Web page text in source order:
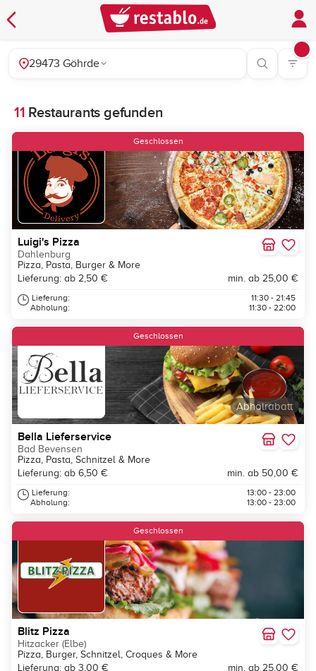
29473 Göhrde
11 Restaurants gefunden
Geschlossen
Luigi's Pizza
Dahlenburg
Pizza, Pasta, Burger & More
Lieferung: ab 2,50 €
min. ab 25,00 €
Lieferung:
Abholung:
11:30 - 21:45
11:30 - 22:00
Abholrabatt
Geschlossen
Bella Lieferservice
Bad Bevensen
Pizza, Pasta, Schnitzel & More
Lieferung: ab 6,50 €
min. ab 50,00 €
Lieferung:
Abholung:
13:00 - 23:00
13:00 - 23:00
Geschlossen
Blitz Pizza
Hitzacker (Elbe)
Pizza, Burger, Schnitzel, Croques & More
Lieferung: ab 3,00 €
min. ab 25,00 €